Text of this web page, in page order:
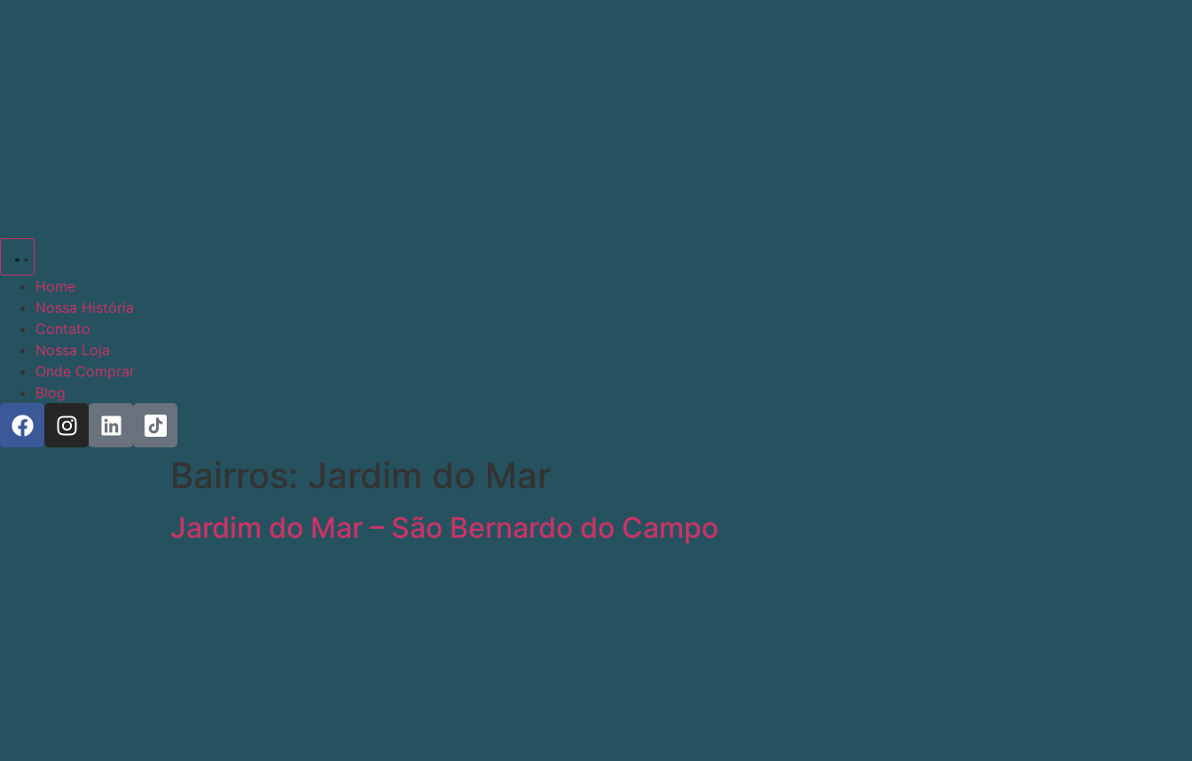
Home
Nossa História
Contato
Nossa Loja
Onde Comprar
Blog
Bairros: Jardim do Mar
Jardim do Mar – São Bernardo do Campo